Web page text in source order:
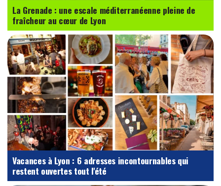
La Grenade : une escale méditerranéenne pleine de
fraîcheur au cœur de Lyon
Vacances à Lyon : 6 adresses incontournables qui
restent ouvertes tout l'été